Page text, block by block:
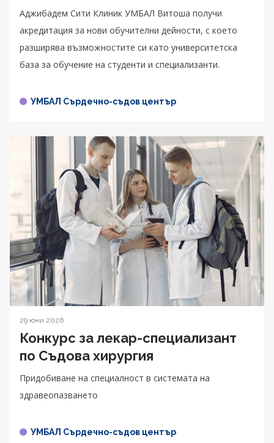
Аджибадем Сити Клиник УМБАЛ Витоша получи
акредитация за нови обучителни дейности, с което
разширява възможностите си като университетска
база за обучение на студенти и специализанти.
УМБАЛ Сърдечно-съдов център
29 юни 2026
Конкурс за лекар-специализант
по Съдова хирургия
Придобиване на специалност в системата на
здравеопазването
УМБАЛ Сърдечно-съдов център